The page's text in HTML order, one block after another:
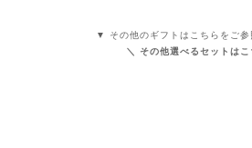
▼ その他のギフトはこちらをご
＼ その他選べるセットはこ